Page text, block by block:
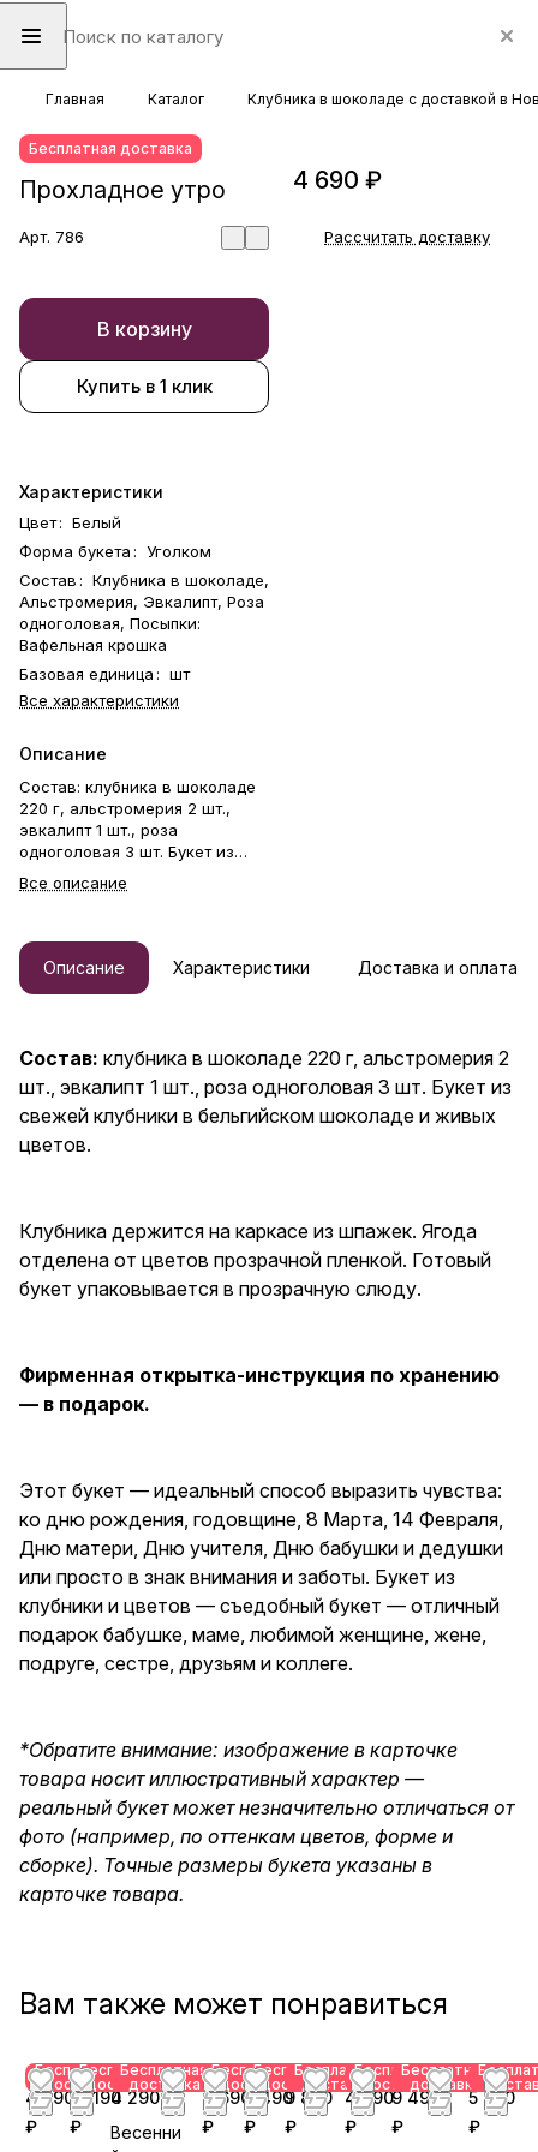
Главная Каталог Клубника в шоколаде с доставкой в
Бесплатная доставка
Прохладное утро
Арт. 786
В корзину
Купить в 1 клик
Характеристики
Цвет: Белый
Форма букета : Уголком
Состав : Клубника в шоколаде,
Альстромерия, Эвкалипт, Роза
одноголовая, Посыпки:
Вафельная крошка
Базовая единица : шт
Все характеристики
Описание
Состав: клубника в шоколаде
220 г, альстромерия 2 шт.,
эвкалипт 1 шт., роза
одноголовая 3 шт. Букет из
бельгийском шоколаде и
держится на каркасе из
шпажек. Ягода отделена от
цветов прозрачной пленкой.
хранению — в подарок. Этот
букет — идеальный способ
выразить чувства: ко дню
рождения, годовщине, 8
Марта, 14 Февраля, Дню
Букет из клубники и цветов —
съедобный букет — отличный
подарок бабушке, маме,
любимой женщине, жене,
Все описание
4 690 ₽
Рассчитать доставку
Описание Характеристики Доставка и оплата
Состав: клубника в шоколаде 220 г, альстромерия 2
шт., эвкалипт 1 шт., роза одноголовая 3 шт. Букет из
свежей клубники в бельгийском шоколаде и живых
цветов.
Клубника держится на каркасе из шпажек. Ягода
отделена от цветов прозрачной пленкой. Готовый
букет упаковывается в прозрачную слюду.
Фирменная открытка-инструкция по хранению
— в подарок.
Этот букет — идеальный способ выразить чувства:
ко дню рождения, годовщине, 8 Марта, 14 Февраля,
Дню матери, Дню учителя, Дню бабушки и дедушки
или просто в знак внимания и заботы. Букет из
клубники и цветов — съедобный букет — отличный
подарок бабушке, маме, любимой женщине, жене,
подруге, сестре, друзьям и коллеге.
*Обратите внимание: изображение в карточке
товара носит иллюстративный характер —
реальный букет может незначительно отличаться от
фото (например, по оттенкам цветов, форме и
сборке). Точные размеры букета указаны в
карточке товара.
Вам также может понравиться
Бесплатная
доставка
4 290
₽
Бесплатная
доставка
13 190
₽
Бесплатная
доставка
4 290 ₽
Весенни
Бесплатная
доставка
4 690
₽
Бесплатная
доставка
3 490
₽
Бесплатная
доставка
9 890
₽
Бесплатная
доставка
4 890
₽
Бесплатная
доставка
9 490
₽
5 790
₽